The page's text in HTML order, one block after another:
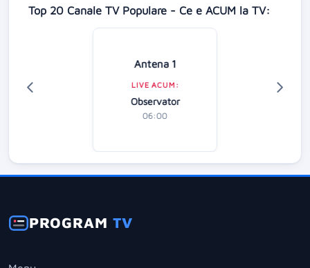
Top 20 Canale TV Populare - Ce e ACUM la TV:
Antena 1
LIVE ACUM:
Observator
06:00
PROGRAMTV